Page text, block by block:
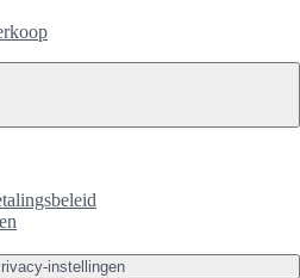
instellingen